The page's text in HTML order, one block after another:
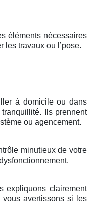
éléments nécessaires
les travaux ou l’pose.
à domicile ou dans
Ils prennent
ou agencement.
minutieux de votre
expliquons clairement
avertissons si les